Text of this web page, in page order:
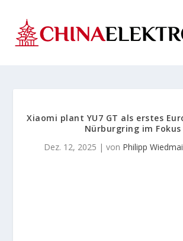
Xiaomi plant YU7 GT als erstes
Nürburgring im Fokus
Dez. 12, 2025 | von Philipp